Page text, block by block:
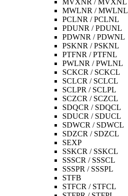
MVXNR / MVXNL
MWLNR / MWLNL
PCLNR / PCLNL
PDUNR / PDUNL
PDWNR / PDWNL
PSKNR / PSKNL
PTFNR / PTFNL
PWLNR / PWLNL
SCKCR / SCKCL
SCLCR / SCLCL
SCLPR / SCLPL
SCZCR / SCZCL
SDQCR / SDQCL
SDUCR / SDUCL
SDWCR / SDWCL
SDZCR / SDZCL
SEXP
SSKCR / SSKCL
SSSCR / SSSCL
SSSPR / SSSPL
STFB
STFCR / STFCL